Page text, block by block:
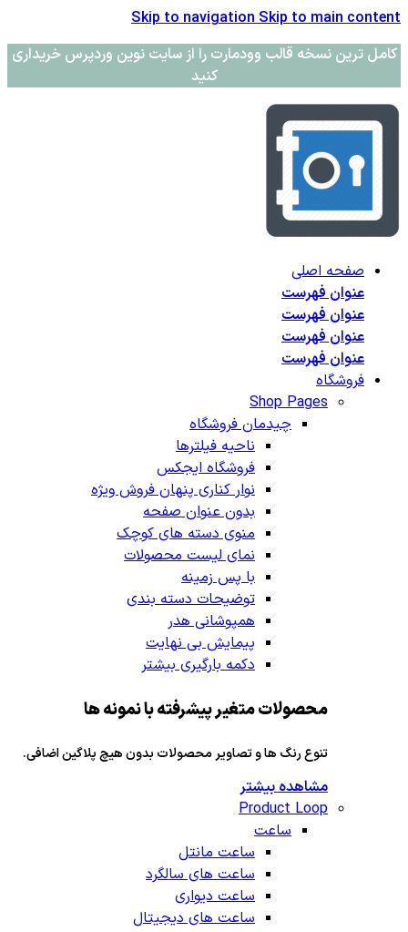
Skip to navigationSkip to main content
کامل ترین نسخه قالب وودمارت را از سایت نوین وردپرس خریداری
کنید
صفحه اصلی
عنوان فهرست
عنوان فهرست
عنوان فهرست
عنوان فهرست
فروشگاه
Shop Pages
چیدمان فروشگاه
ناحیه فیلترها
فروشگاه ایجکس
نوار کناری پنهانفروش ویژه
بدون عنوان صفحه
منوی دسته های کوچک
نمای لیست محصولات
با پس زمینه
توضیحات دسته بندی
همپوشانی هدر
پیمایش بی نهایت
دکمه بارگیری بیشتر
محصولات متغیر پیشرفته با نمونه ها
تنوع رنگ ها و تصاویر محصولات بدون هیچ پلاگین اضافی.
مشاهده بیشتر
Product Loop
ساعت
ساعت مانتل
ساعت های سالگرد
ساعت دیواری
ساعت های دیجیتال